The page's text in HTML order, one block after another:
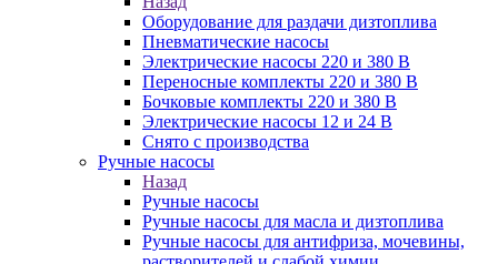
Оборудование для раздачи дизтоплива
Пневматические насосы
Электрические насосы 220 и 380 В
Переносные комплекты 220 и 380 В
Бочковые комплекты 220 и 380 В
Электрические насосы 12 и 24 В
Снято с производства
Ручные насосы
Назад
Ручные насосы
Ручные насосы для масла и дизтоплива
Ручные насосы для антифриза, мочевины,